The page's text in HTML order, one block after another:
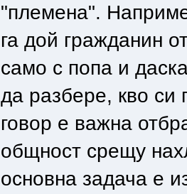
"племена".
га дой гражданин
само с попа и
да разбере, кво си
говор е важна
общност срещу
основна задача е